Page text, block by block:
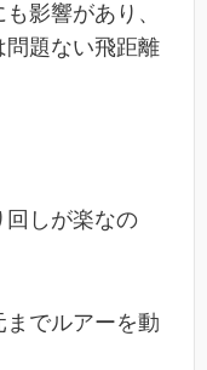
影響があり、
題ない飛距離
回しが楽なの
でルアーを動